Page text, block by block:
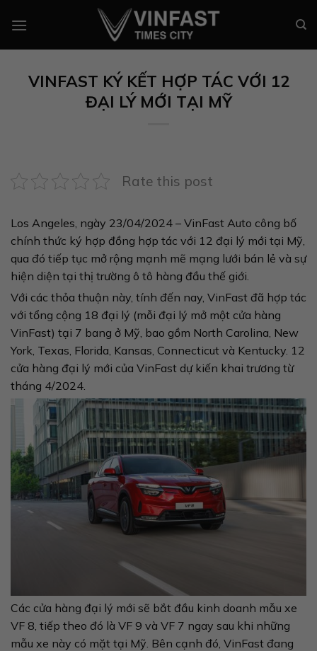
đến
VINFAST KÝ KẾT HỢP TÁC VỚI 12
ĐẠI LÝ MỚI TẠI MỸ
Rate this post
Los Angeles, ngày 23/04/2024 – VinFast Auto công bố
chính thức ký hợp đồng hợp tác với 12 đại lý mới tại Mỹ,
qua đó tiếp tục mở rộng mạnh mẽ mạng lưới bán lẻ và sự
hiện diện tại thị trường ô tô hàng đầu thế giới.
Với các thỏa thuận này, tính đến nay, VinFast đã hợp tác
với tổng cộng 18 đại lý (mỗi đại lý mở một cửa hàng
VinFast) tại 7 bang ở Mỹ, bao gồm North Carolina, New
York, Texas, Florida, Kansas, Connecticut và Kentucky. 12
cửa hàng đại lý mới của VinFast dự kiến khai trương từ
tháng 4/2024.
Các cửa hàng đại lý mới sẽ bắt đầu kinh doanh mẫu xe
VF 8, tiếp theo đó là VF 9 và VF 7 ngay sau khi những
mẫu xe này có mặt tại Mỹ. Bên cạnh đó, VinFast đang